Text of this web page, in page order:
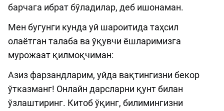
барчага ибрат бўладилар, деб ишонаман.
Мен бугунги кунда уй шароитида таҳсил
олаётган талаба ва ўқувчи ёшларимизга
мурожаат қилмоқчиман:
Азиз фарзандларим, уйда вақтингизни бекор
ўтказманг! Онлайн дарсларни қунт билан
ўзлаштиринг. Китоб ўқинг, билимингизни